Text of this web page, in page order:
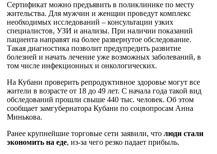
Сертификат можно предъявить в поликлинике по месту
жительства. Для мужчин и женщин проведут комплекс
необходимых исследований – консультации узких
специалистов, УЗИ и анализы. При наличии показаний
пациента направят на более развернутое обследование.
Такая диагностика позволит предупредить развитие
болезней и начать лечение уже возможных заболеваний, в
том числе инфекционных и онкологических.
На Кубани проверить репродуктивное здоровье могут все
жители в возрасте от 18 до 49 лет. С начала года такой вид
обследований прошли свыше 440 тыс. человек. Об этом
сообщает замгубернатора Кубани по соцвопросам Анна
Минькова.
Ранее крупнейшие торговые сети заявили, что люди стали
экономить на еде, из-за чего резко падает прибыль.